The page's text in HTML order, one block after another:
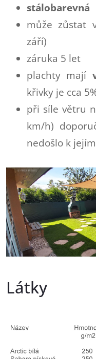
stálobarevná
může zůstat
září)
záruka 5 let
plachty mají
křivky je cca
při síle větru
km/h)
nedošlo k
Látky